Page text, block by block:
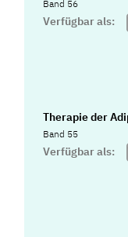
Band 56
Verfügbar als:
Therapie der
Band 55
Verfügbar als: